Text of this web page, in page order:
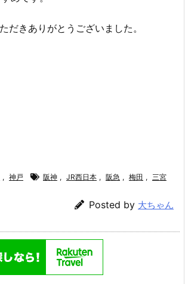
だきありがとうございました。
, 神戸 阪神 , JR西日本 , 阪急 , 梅田 , 三宮
Posted by 大ちゃん